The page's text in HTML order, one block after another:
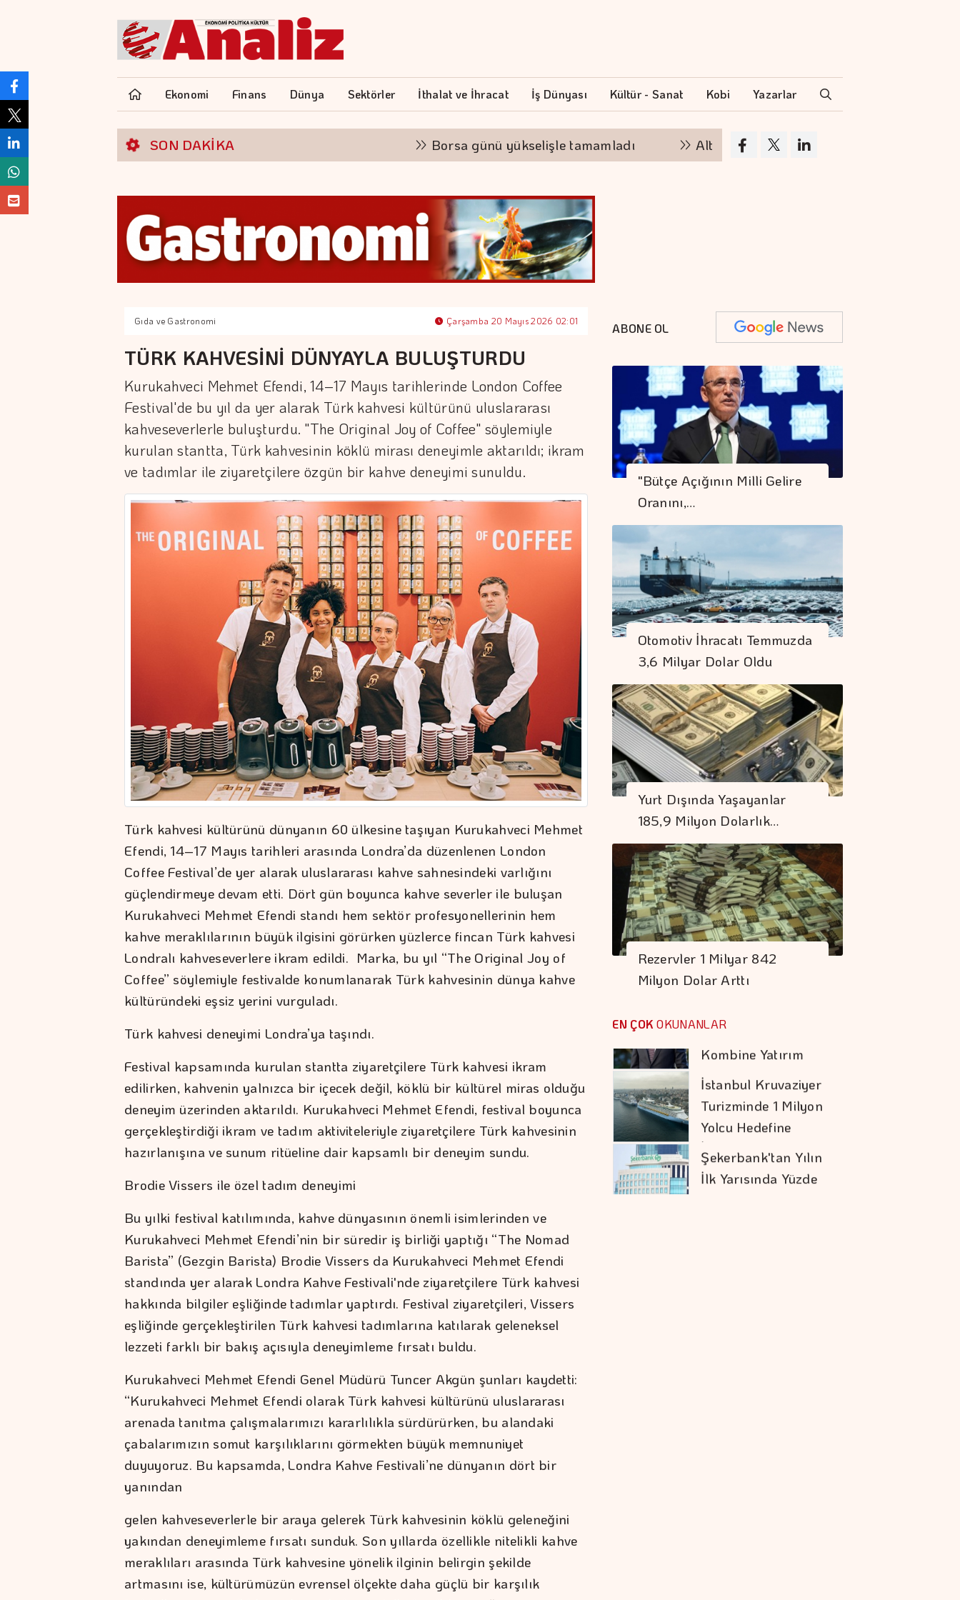
Ekonomi Finans Dünya Sektörler İthalat ve İhracat İş Dünyası Kültür - Sanat Kobi Yazarlar
SON DAKİKA Borsa günü yükselişle tamamladı Altının kilogramı 6 milyon 500 bin liraya
Gıda ve Gastronomi Çarşamba 20 Mayıs 2026 02:01
TÜRK KAHVESİNİ DÜNYAYLA BULUŞTURDU
Kurukahveci Mehmet Efendi, 14–17 Mayıs tarihlerinde London Coffee
Festival'de bu yıl da yer alarak Türk kahvesi kültürünü uluslararası
kahveseverlerle buluşturdu. "The Original Joy of Coffee" söylemiyle
kurulan stantta, Türk kahvesinin köklü mirası deneyimle aktarıldı; ikram
ve tadımlar ile ziyaretçilere özgün bir kahve deneyimi sunuldu.
Türk kahvesi kültürünü dünyanın 60 ülkesine taşıyan Kurukahveci Mehmet
Efendi, 14–17 Mayıs tarihleri arasında Londra’da düzenlenen London
Coffee Festival’de yer alarak uluslararası kahve sahnesindeki varlığını
güçlendirmeye devam etti. Dört gün boyunca kahve severler ile buluşan
Kurukahveci Mehmet Efendi standı hem sektör profesyonellerinin hem
kahve meraklılarının büyük ilgisini görürken yüzlerce fincan Türk kahvesi
Londralı kahveseverlere ikram edildi. Marka, bu yıl “The Original Joy of
Coffee” söylemiyle festivalde konumlanarak Türk kahvesinin dünya kahve
kültüründeki eşsiz yerini vurguladı.
Türk kahvesi deneyimi Londra’ya taşındı.
Festival kapsamında kurulan stantta ziyaretçilere Türk kahvesi ikram
edilirken, kahvenin yalnızca bir içecek değil, köklü bir kültürel miras olduğu
deneyim üzerinden aktarıldı. Kurukahveci Mehmet Efendi, festival boyunca
gerçekleştirdiği ikram ve tadım aktiviteleriyle ziyaretçilere Türk kahvesinin
hazırlanışına ve sunum ritüeline dair kapsamlı bir deneyim sundu.
Brodie Vissers ile özel tadım deneyimi
Bu yılki festival katılımında, kahve dünyasının önemli isimlerinden ve
Kurukahveci Mehmet Efendi’nin bir süredir iş birliği yaptığı “The Nomad
Barista” (Gezgin Barista) Brodie Vissers da Kurukahveci Mehmet Efendi
standında yer alarak Londra Kahve Festivali'nde ziyaretçilere Türk kahvesi
hakkında bilgiler eşliğinde tadımlar yaptırdı. Festival ziyaretçileri, Vissers
eşliğinde gerçekleştirilen Türk kahvesi tadımlarına katılarak geleneksel
lezzeti farklı bir bakış açısıyla deneyimleme fırsatı buldu.
Kurukahveci Mehmet Efendi Genel Müdürü Tuncer Akgün şunları kaydetti:
“Kurukahveci Mehmet Efendi olarak Türk kahvesi kültürünü uluslararası
arenada tanıtma çalışmalarımızı kararlılıkla sürdürürken, bu alandaki
çabalarımızın somut karşılıklarını görmekten büyük memnuniyet
duyuyoruz. Bu kapsamda, Londra Kahve Festivali’ne dünyanın dört bir
yanından
gelen kahveseverlerle bir araya gelerek Türk kahvesinin köklü geleneğini
yakından deneyimleme fırsatı sunduk. Son yıllarda özellikle nitelikli kahve
meraklıları arasında Türk kahvesine yönelik ilginin belirgin şekilde
artmasını ise, kültürümüzün evrensel ölçekte daha güçlü bir karşılık
ABONE OL
"Bütçe Açığının Milli Gelire
Oranını,…
Otomotiv İhracatı Temmuzda
3,6 Milyar Dolar Oldu
Yurt Dışında Yaşayanlar
185,9 Milyon Dolarlık…
Rezervler 1 Milyar 842
Milyon Dolar Arttı
EN ÇOK OKUNANLAR
Rezervler 1 Milyar
842 Milyon Dolar
Arttı
Spot Piyasada Doğal
Gaz Fiyatları
Borç Kıskacı
Derinleşiyor
Koç Holding 1,7
Kombine Yatırım
Yaptı
İstanbul Kruvaziyer
Turizminde 1 Milyon
Yolcu Hedefine
İlerliyor
Şekerbank'tan Yılın
İlk Yarısında Yüzde
32 Büyüme